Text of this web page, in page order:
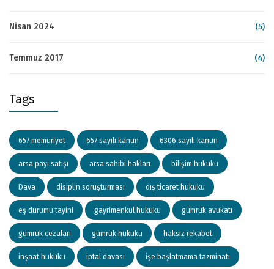
Nisan 2024 (5)
Temmuz 2017 (4)
Tags
657 memuriyet 657 sayılı kanun 6306 sayılı kanun
arsa payı satışı arsa sahibi hakları bilişim hukuku
Dava disiplin soruşturması dış ticaret hukuku
eş durumu tayini gayrimenkul hukuku gümrük avukatı
gümrük cezaları gümrük hukuku haksız rekabet
inşaat hukuku iptal davası işe başlatmama tazminatı